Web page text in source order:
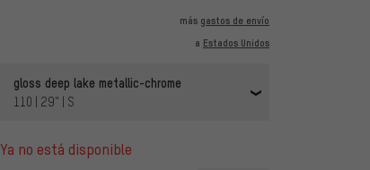
más gastos de envío
a Estados Unidos
gloss deep lake metallic-chrome
110 | 29" | S
ya no está disponible